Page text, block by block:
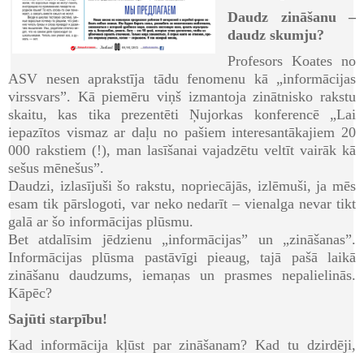
Daudz zināšanu –
daudz skumju?
Profesors Koates no
ASV nesen aprakstīja tādu fenomenu kā „informācijas
virssvars”. Kā piemēru viņš izmantoja zinātnisko rakstu
skaitu, kas tika prezentēti Ņujorkas konferencē „Lai
iepazītos vismaz ar daļu no pašiem interesantākajiem 20
000 rakstiem (!), man lasīšanai vajadzētu veltīt vairāk kā
sešus mēnešus”.
Daudzi, izlasījuši šo rakstu, nopriecājās, izlēmuši, ja mēs
esam tik pārslogoti, var neko nedarīt – vienalga nevar tikt
galā ar šo informācijas plūsmu.
Bet atdalīsim jēdzienu „informācijas” un „zināšanas”.
Informācijas plūsma pastāvīgi pieaug, tajā pašā laikā
zināšanu daudzums, iemaņas un prasmes nepalielinās.
Kāpēc?
Sajūti starpību!
Kad informācija kļūst par zināšanam? Kad tu dzirdēji,